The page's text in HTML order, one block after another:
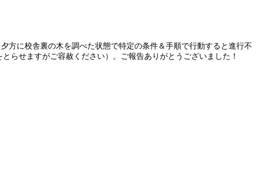
方に校舎裏の木を調べた状態で特定の条件＆手順で行動すると進行不
らせますがご容赦ください）。ご報告ありがとうございました！